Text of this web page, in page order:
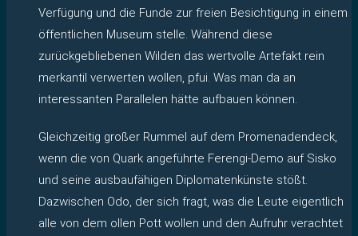
Verfügung und die Funde zur freien Besichtigung in einem
öffentlichen Museum stelle. Während diese
zurückgebliebenen Wilden das wertvolle Artefakt rein
merkantil verwerten wollen, pfui. Was man da an
interessanten Parallelen hätte aufbauen können.
Gleichzeitig großer Rummel auf dem Promenadendeck,
wenn die von Quark angeführte Ferengi-Demo auf Sisko
und seine ausbaufähigen Diplomatenkünste stößt.
Dazwischen Odo, der sich fragt, was die Leute eigentlich
alle von dem ollen Pott wollen und den Aufruhr verachtet